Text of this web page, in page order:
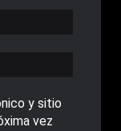
y sitio
vez